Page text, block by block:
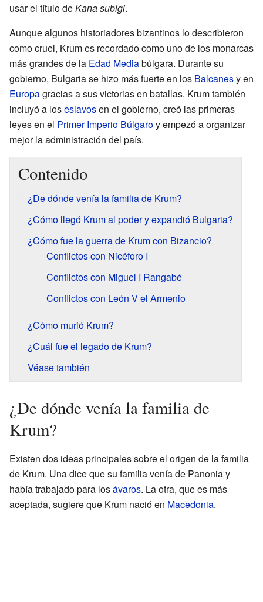
usar el título deKana subigi.
Aunque algunos historiadores bizantinos lo describieron
como cruel, Krum es recordado como uno de los monarcas
más grandes de la Edad Mediabúlgara. Durante su
gobierno, Bulgaria se hizo más fuerte en los Balcanesy en
Europagracias a sus victorias en batallas. Krum también
incluyó a loseslavosen el gobierno, creó las primeras
leyes en el Primer Imperio Búlgaroy empezó a organizar
mejor la administración del país.
Contenido
¿De dónde venía la familia de Krum?
¿Cómo llegó Krum al poder y expandió Bulgaria?
¿Cómo fue la guerra de Krum con Bizancio?
Conflictos con Nicéforo I
Conflictos con Miguel I Rangabé
Conflictos con León V el Armenio
¿Cómo murió Krum?
¿Cuál fue el legado de Krum?
Véase también
¿De dónde venía la familia de
Krum?
Existen dos ideas principales sobre el origen de la familia
de Krum. Una dice que su familia venía de Panonia y
había trabajado para losávaros. La otra, que es más
aceptada, sugiere que Krum nació en Macedonia.